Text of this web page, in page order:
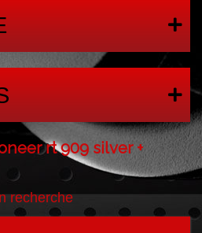
rt 909 silver +
recherche